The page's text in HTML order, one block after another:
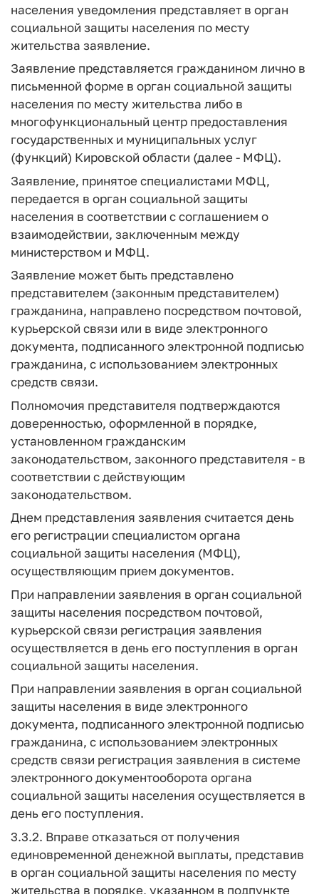
населения уведомления представляет в орган
социальной защиты населения по месту
жительства заявление.
Заявление представляется гражданином лично в
письменной форме в орган социальной защиты
населения по месту жительства либо в
многофункциональный центр предоставления
государственных и муниципальных услуг
(функций) Кировской области (далее - МФЦ).
Заявление, принятое специалистами МФЦ,
передается в орган социальной защиты
населения в соответствии с соглашением о
взаимодействии, заключенным между
министерством и МФЦ.
Заявление может быть представлено
представителем (законным представителем)
гражданина, направлено посредством почтовой,
курьерской связи или в виде электронного
документа, подписанного электронной подписью
гражданина, с использованием электронных
средств связи.
Полномочия представителя подтверждаются
доверенностью, оформленной в порядке,
установленном гражданским
законодательством, законного представителя - в
соответствии с действующим
законодательством.
Днем представления заявления считается день
его регистрации специалистом органа
социальной защиты населения (МФЦ),
осуществляющим прием документов.
При направлении заявления в орган социальной
защиты населения посредством почтовой,
курьерской связи регистрация заявления
осуществляется в день его поступления в орган
социальной защиты населения.
При направлении заявления в орган социальной
защиты населения в виде электронного
документа, подписанного электронной подписью
гражданина, с использованием электронных
средств связи регистрация заявления в системе
электронного документооборота органа
социальной защиты населения осуществляется в
день его поступления.
3.3.2. Вправе отказаться от получения
единовременной денежной выплаты, представив
в орган социальной защиты населения по месту
жительства в порядке, указанном в подпункте